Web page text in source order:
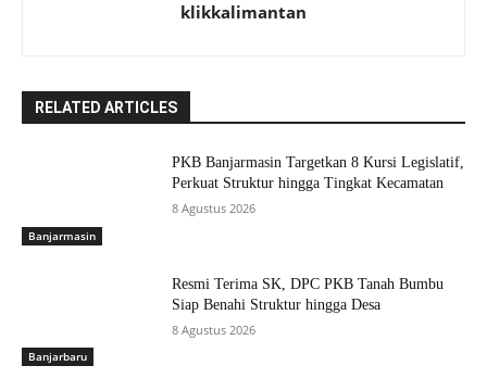
klikkalimantan
RELATED ARTICLES
Banjarmasin
PKB Banjarmasin Targetkan 8 Kursi Legislatif,
Perkuat Struktur hingga Tingkat Kecamatan
8 Agustus 2026
Banjarbaru
Resmi Terima SK, DPC PKB Tanah Bumbu
Siap Benahi Struktur hingga Desa
8 Agustus 2026